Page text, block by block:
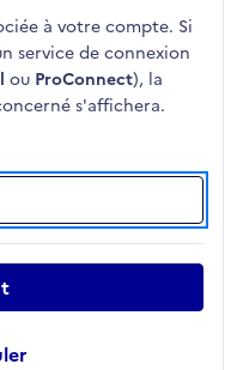
à votre compte. Si
service de connexion
ou ProConnect), la
s'affichera.